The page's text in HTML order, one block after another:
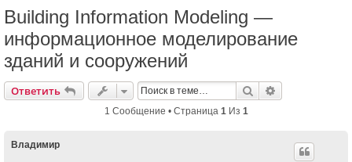
портал"
работа Форума
Ассоциации и успехам в
Ассоциации.
Building Information Modeling —
информационное моделирование
зданий и сооружений
Ответить Поиск
1 Сообщение • Страница 1 Из 1
Владимир